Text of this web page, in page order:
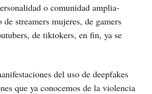
o comunidad amplia-
de streamers mujeres, de gamers
de tiktokers, en fin, ya se
del uso de deepfakes
que ya conocemos de la violencia